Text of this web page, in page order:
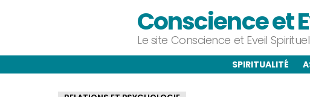
Conscience et
Le site Conscience et Eveil
SPIRITUALITÉ